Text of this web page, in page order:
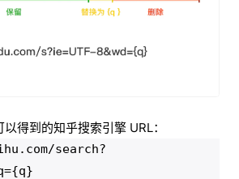
得到的知乎搜索引擎 URL：
search?